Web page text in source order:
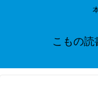
こもの読